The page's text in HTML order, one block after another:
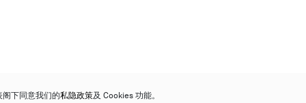
下同意我们的私隐政策及 Cookies 功能。